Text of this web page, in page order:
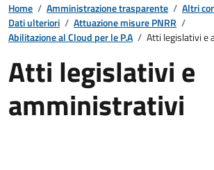
Home / Amministrazione trasparente / Altri
Dati ulteriori / Attuazione misure PNRR /
Abilitazione al Cloud per le P.A / Atti legislativi e
Atti legislativi e
amministrativi